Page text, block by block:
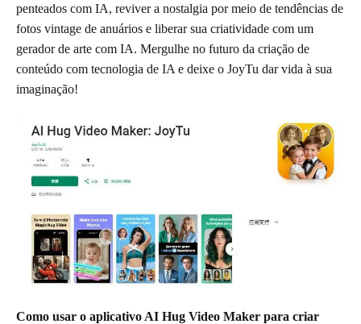
penteados com IA, reviver a nostalgia por meio de tendências de
fotos vintage de anuários e liberar sua criatividade com um
gerador de arte com IA. Mergulhe no futuro da criação de
conteúdo com tecnologia de IA e deixe o JoyTu dar vida à sua
imaginação!
Como usar o aplicativo AI Hug Video Maker para criar